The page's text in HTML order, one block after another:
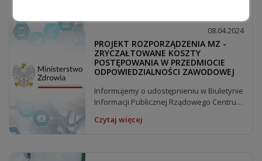
08.04.2024
PROJEKT ROZPORZĄDZENIA MZ -
ZRYCZAŁTOWANE KOSZTY
POSTĘPOWANIA W PRZEDMIOCIE
ODPOWIEDZIALNOŚCI ZAWODOWEJ
Informujemy o udostępnieniu w Biuletynie
Informacji Publicznej Rządowego Centrum
Czytaj więcej